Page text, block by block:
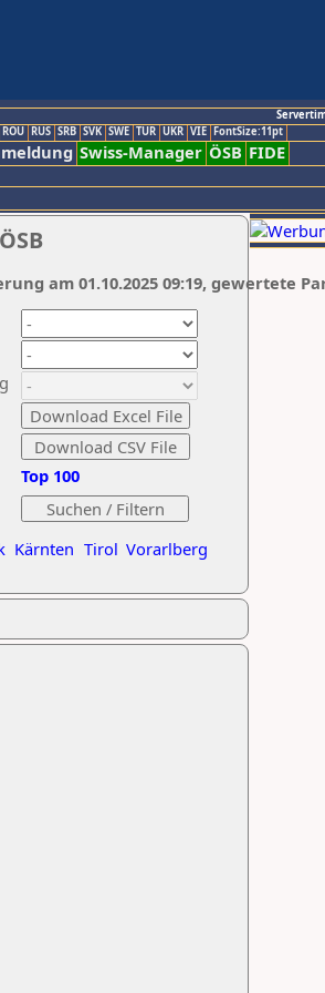
ROU RUS SRB SVK SWE TUR UKR VIE FontSize:11pt
Swiss-Manager ÖSB FIDE
Kärnten Tirol Vorarlberg
Top 100
am 01.10.2025 09:19, gewertete